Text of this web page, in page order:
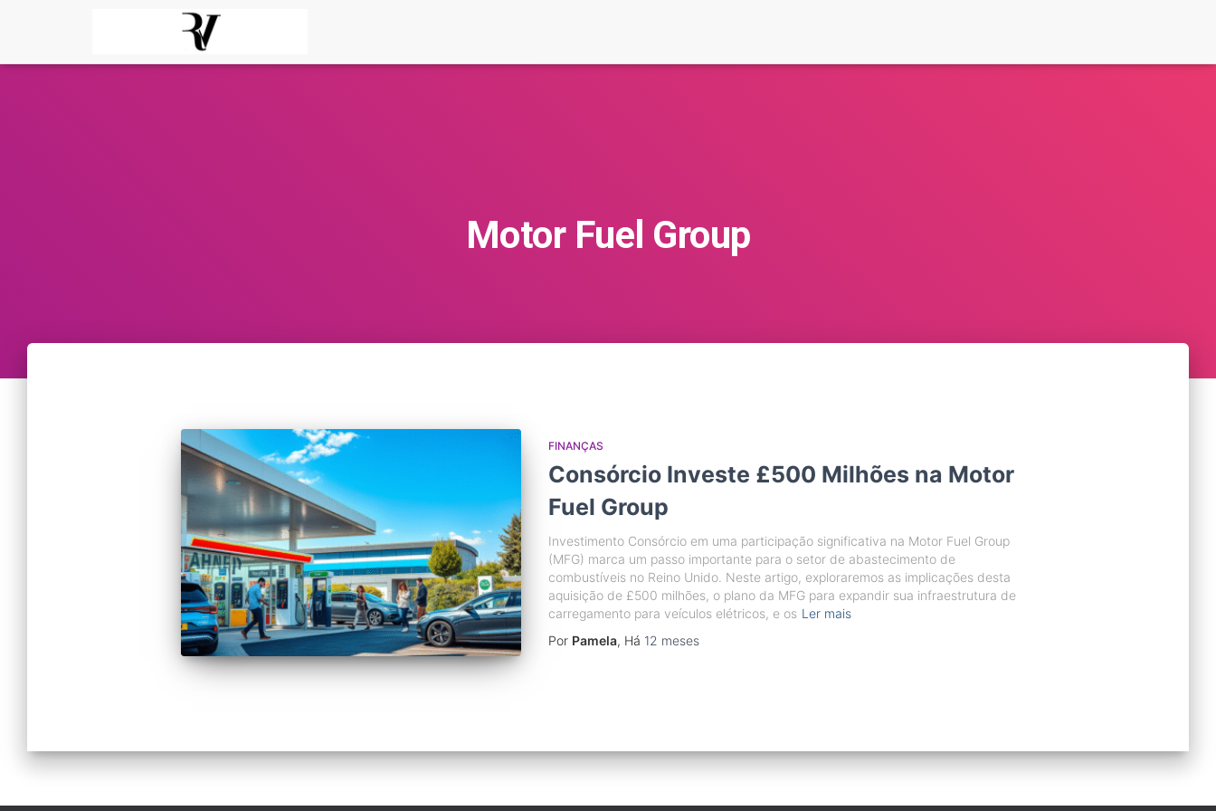
Motor Fuel Group
FINANÇAS
Consórcio Investe £500 Milhões na Motor
Fuel Group
Investimento Consórcio em uma participação significativa na Motor Fuel Group
(MFG) marca um passo importante para o setor de abastecimento de
combustíveis no Reino Unido. Neste artigo, exploraremos as implicações desta
aquisição de £500 milhões, o plano da MFG para expandir sua infraestrutura de
carregamento para veículos elétricos, e os Ler mais
Por Pamela, Há 12 meses